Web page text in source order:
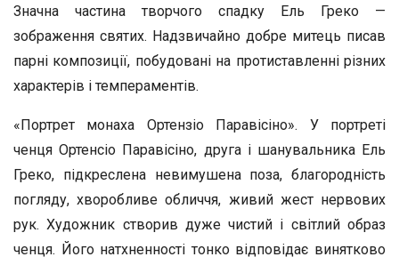
Значна частина творчого спадку Ель Греко —
зображення святих. Надзвичайно добре митець писав
парні композиції, побудовані на протиставленні різних
характерів і темпераментів.
«Портрет монаха Ортензіо Паравісіно». У портреті
ченця Ортенсіо Паравісіно, друга і шанувальника Ель
Греко, підкреслена невимушена поза, благородність
погляду, хворобливе обличчя, живий жест нервових
рук. Художник створив дуже чистий і світлий образ
ченця. Його натхненності тонко відповідає винятково